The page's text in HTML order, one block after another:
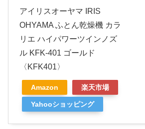
アイリスオーヤマ IRIS
OHYAMA ふとん乾燥機 カラ
リエ ハイパワーツインノズ
ル KFK-401 ゴールド
〈KFK401〉
Amazon 楽天市場
Yahooショッピング